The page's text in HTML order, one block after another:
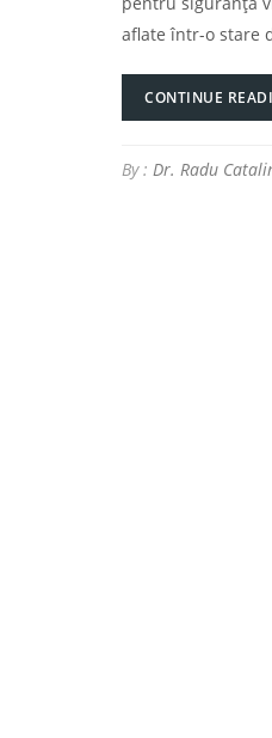
aflate într-o stare
CONTINUE
By : Dr. Radu